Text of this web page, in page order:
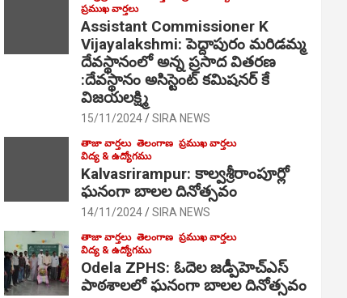
ప్రముఖ వార్తలు
Assistant Commissioner K
Vijayalakshmi: పెద్దాపురం మరిడమ్మ
దేవస్థానంలో అన్న ప్రసాద వితరణ
:దేవస్థానం అసిస్టెంట్ కమిషనర్ కే
విజయలక్ష్మి
15/11/2024 SIRA NEWS
తాజా వార్తలు తెలంగాణ ప్రముఖ వార్తలు
విద్య & ఉద్యోగము
Kalvasrirampur: కాల్వశ్రీరాంపూర్లో
ఘనంగా బాలల దినోత్సవం
14/11/2024 SIRA NEWS
తాజా వార్తలు తెలంగాణ ప్రముఖ వార్తలు
విద్య & ఉద్యోగము
Odela ZPHS: ఓదెల జ‌డ్పీహెచ్ఎస్
పాఠ‌శాల‌లో ఘనంగా బాలల దినోత్సవం